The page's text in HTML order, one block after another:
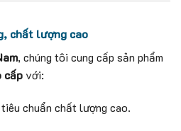
chất lượng cao
, chúng tôi cung cấp sản phẩm
cấpvới:
chuẩn chất lượng cao.